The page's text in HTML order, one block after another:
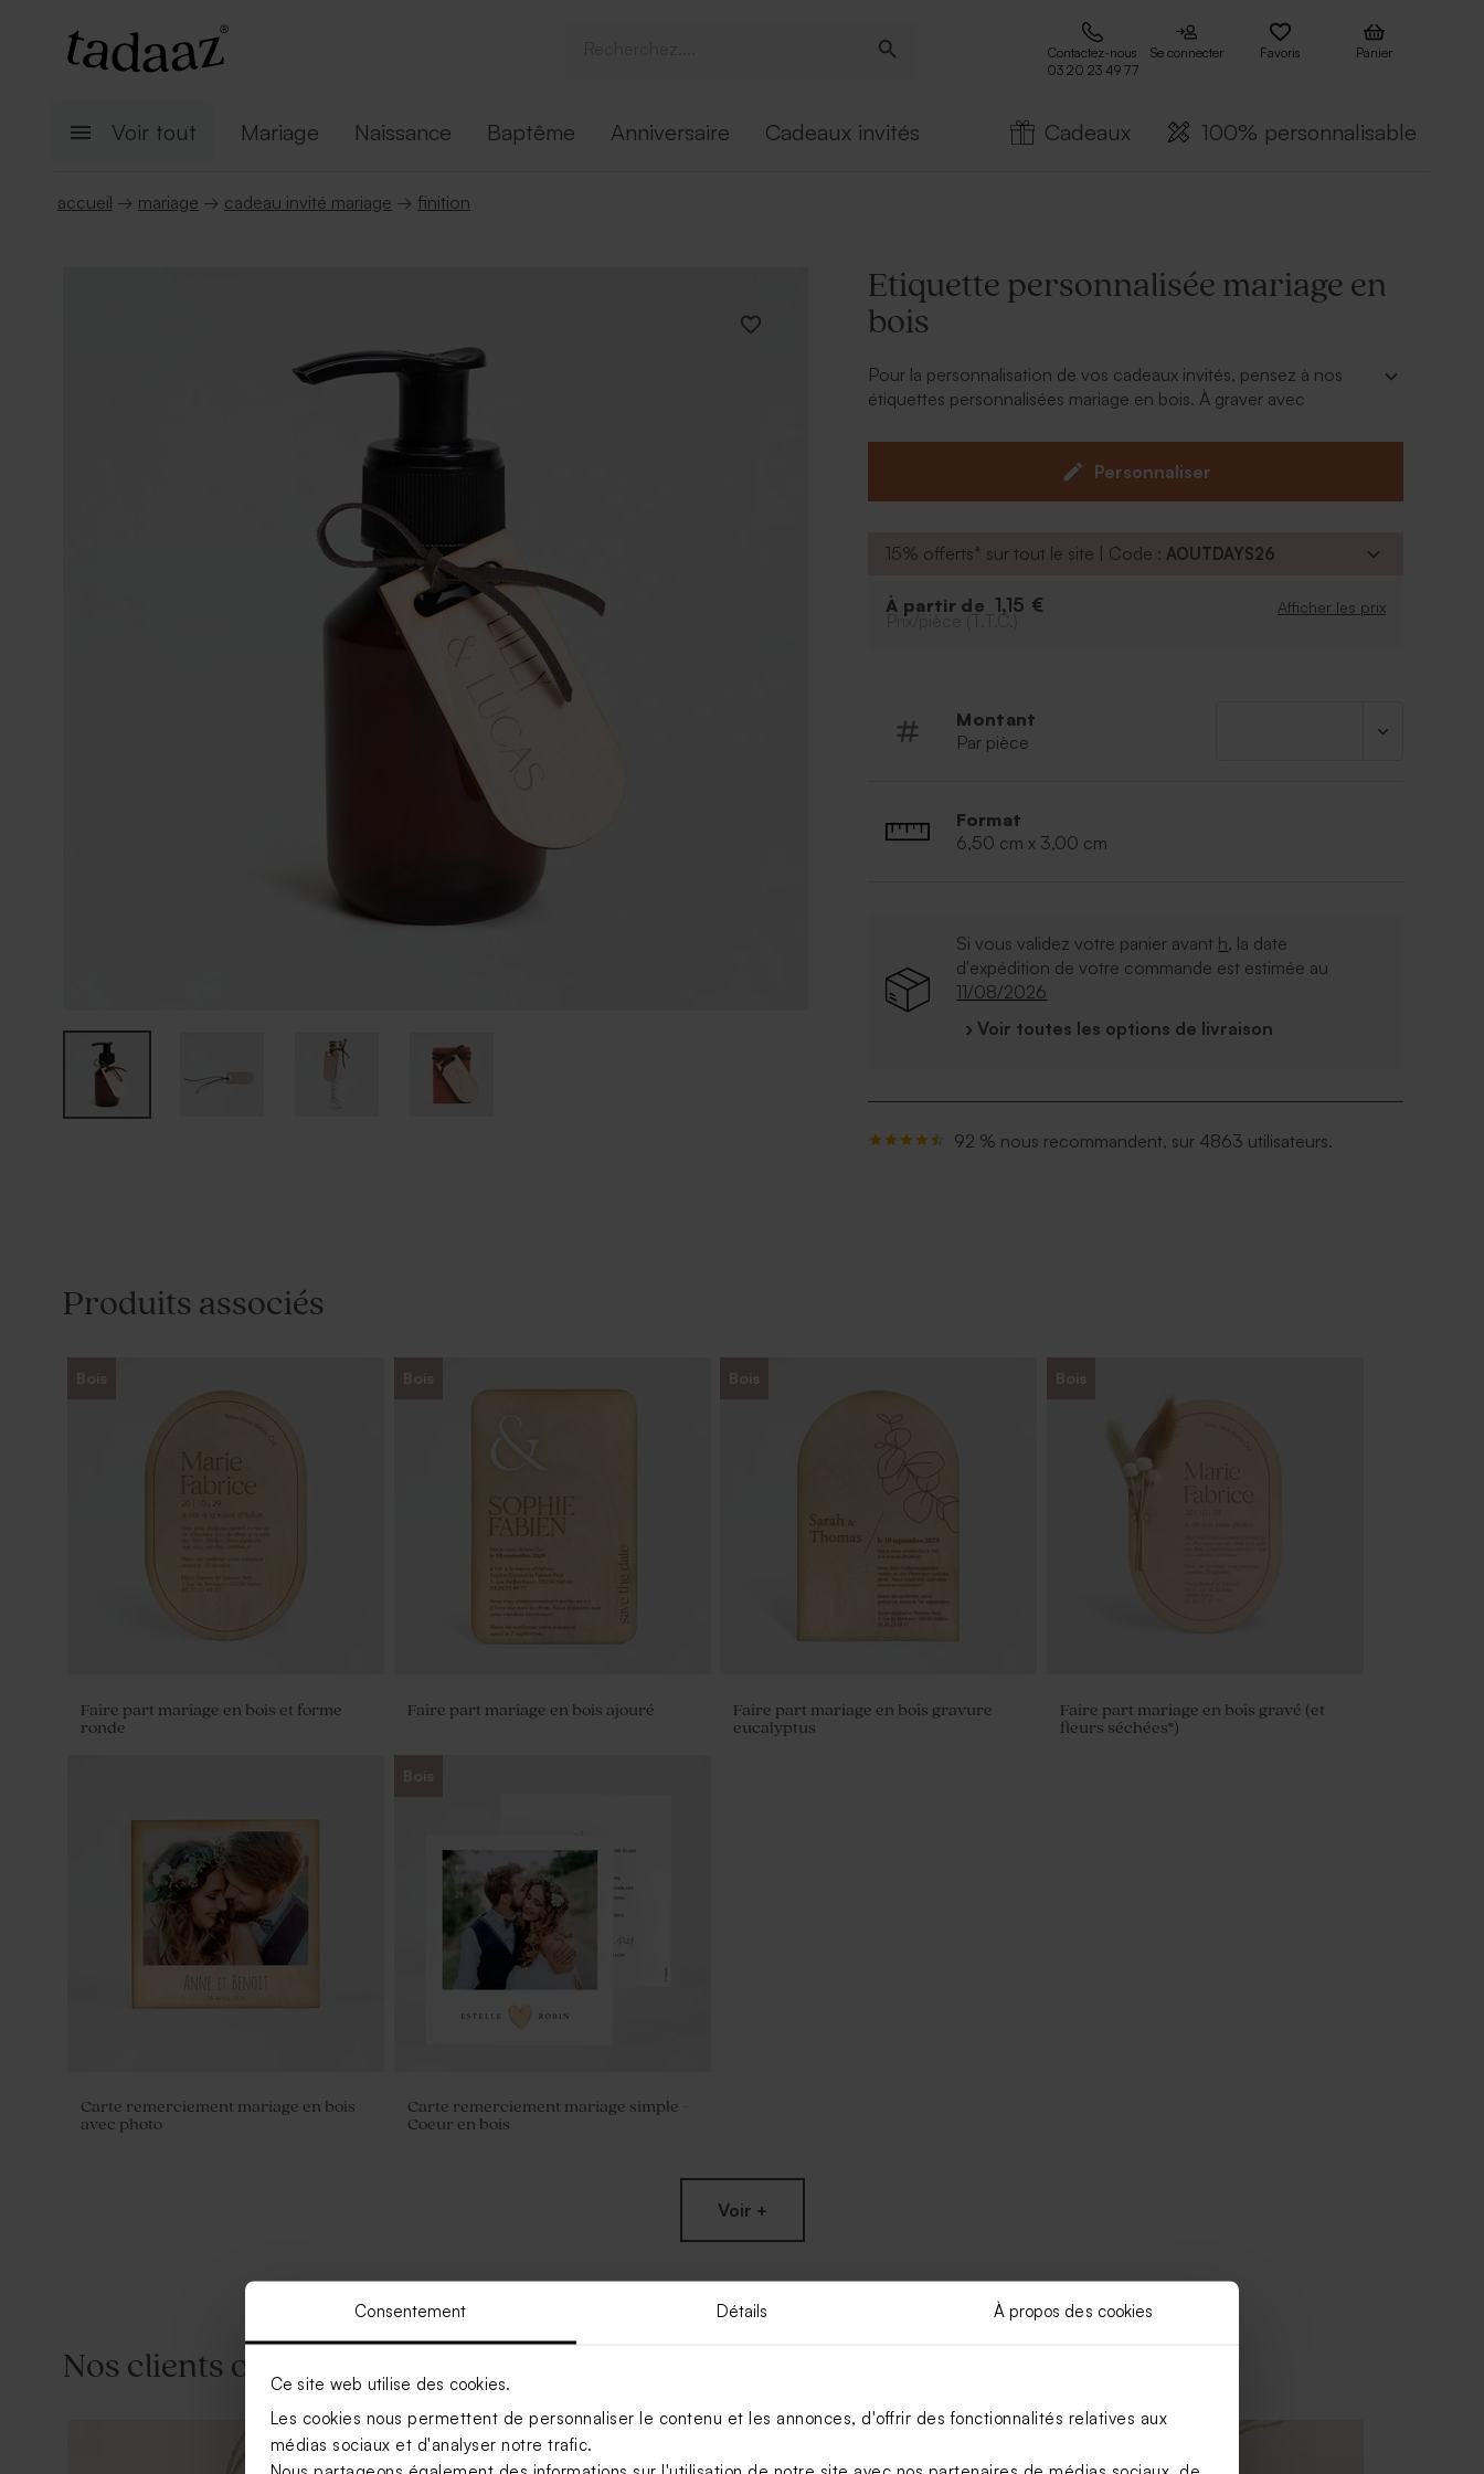
Consentement Détails À propos des cookies
Ce site web utilise des cookies.
Les cookies nous permettent de personnaliser le contenu et les annonces, d'offrir des fonctionnalités relatives aux
médias sociaux et d'analyser notre trafic.
Contactez-nous
03 20 23 49 77
Se connecter Favoris Panier
Voir tout Mariage Naissance Baptême Anniversaire Cadeaux invités Cadeaux 100% personnalisable
accueil → mariage → cadeau invité mariage → finition
Etiquette personnalisée mariage en
bois
Pour la personnalisation de vos cadeaux invités, pensez à nos
étiquettes personnalisées mariage en bois. À graver avec
* Le texte de votre choix serag gravé au laser sur l'étiquette en
* Ajoutez votre texte grâce à notre outil de personnalisation en
* Etiquette en bois vendue avec un lien en cuir pour nouer
Personnaliser
15% offerts* sur tout le site | Code :AOUTDAYS26
À partir de 1,15 € Afficher les prix
Prix/pièce (T.T.C.)
Montant
Par pièce
Format
6,50 cm x 3,00 cm
Si vous validez votre panier avant h, la date
d'expédition de votre commande est estimée au
11/08/2026
› Voir toutes les options de livraison
92 % nous recommandent, sur 4863 utilisateurs.
Produits associés
Bois
Faire part mariage en bois et forme
ronde
Bois
Faire part mariage en bois ajouré
Bois
Faire part mariage en bois gravure
eucalyptus
Bois
Faire part mariage en bois gravé (et
fleurs séchées*)
Carte remerciement mariage en bois
avec photo
Bois
Carte remerciement mariage simple -
Coeur en bois
Voir +
Nos clients ont aussi aimé...